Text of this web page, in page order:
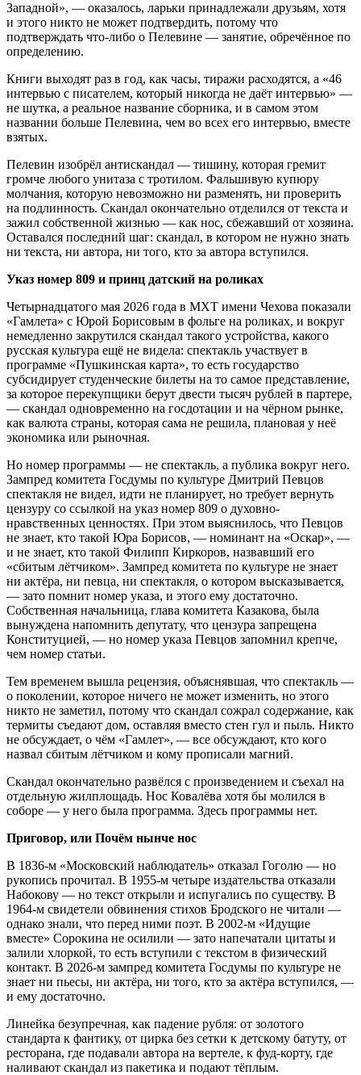
Западной», — оказалось, ларьки принадлежали друзьям, хотя
и этого никто не может подтвердить, потому что
подтверждать что-либо о Пелевине — занятие, обречённое по
определению.
Книги выходят раз в год, как часы, тиражи расходятся, а «46
интервью с писателем, который никогда не даёт интервью» —
не шутка, а реальное название сборника, и в самом этом
названии больше Пелевина, чем во всех его интервью, вместе
взятых.
Пелевин изобрёл антискандал — тишину, которая гремит
громче любого унитаза с тротилом. Фальшивую купюру
молчания, которую невозможно ни разменять, ни проверить
на подлинность. Скандал окончательно отделился от текста и
зажил собственной жизнью — как нос, сбежавший от хозяина.
Оставался последний шаг: скандал, в котором не нужно знать
ни текста, ни автора, ни того, кто за автора вступился.
Указ номер 809 и принц датский на роликах
Четырнадцатого мая 2026 года в МХТ имени Чехова показали
«Гамлета» с Юрой Борисовым в фольге на роликах, и вокруг
немедленно закрутился скандал такого устройства, какого
русская культура ещё не видела: спектакль участвует в
программе «Пушкинская карта», то есть государство
субсидирует студенческие билеты на то самое представление,
за которое перекупщики берут двести тысяч рублей в партере,
— скандал одновременно на госдотации и на чёрном рынке,
как валюта страны, которая сама не решила, плановая у неё
экономика или рыночная.
Но номер программы — не спектакль, а публика вокруг него.
Зампред комитета Госдумы по культуре Дмитрий Певцов
спектакля не видел, идти не планирует, но требует вернуть
цензуру со ссылкой на указ номер 809 о духовно-
нравственных ценностях. При этом выяснилось, что Певцов
не знает, кто такой Юра Борисов, — номинант на «Оскар», —
и не знает, кто такой Филипп Киркоров, назвавший его
«сбитым лётчиком». Зампред комитета по культуре не знает
ни актёра, ни певца, ни спектакля, о котором высказывается,
— зато помнит номер указа, и этого ему достаточно.
Собственная начальница, глава комитета Казакова, была
вынуждена напомнить депутату, что цензура запрещена
Конституцией, — но номер указа Певцов запомнил крепче,
чем номер статьи.
Тем временем вышла рецензия, объяснявшая, что спектакль —
о поколении, которое ничего не может изменить, но этого
никто не заметил, потому что скандал сожрал содержание, как
термиты съедают дом, оставляя вместо стен гул и пыль. Никто
не обсуждает, о чём «Гамлет», — все обсуждают, кто кого
назвал сбитым лётчиком и кому прописали магний.
Скандал окончательно развёлся с произведением и съехал на
отдельную жилплощадь. Нос Ковалёва хотя бы молился в
соборе — у него была программа. Здесь программы нет.
Приговор, или Почём нынче нос
В 1836-м «Московский наблюдатель» отказал Гоголю — но
рукопись прочитал. В 1955-м четыре издательства отказали
Набокову — но текст открыли и испугались по существу. В
1964-м свидетели обвинения стихов Бродского не читали —
однако знали, что перед ними поэт. В 2002-м «Идущие
вместе» Сорокина не осилили — зато напечатали цитаты и
залили хлоркой, то есть вступили с текстом в физический
контакт. В 2026-м зампред комитета Госдумы по культуре не
знает ни пьесы, ни актёра, ни того, кто за актёра вступился, —
и ему достаточно.
Линейка безупречная, как падение рубля: от золотого
стандарта к фантику, от цирка без сетки к детскому батуту, от
ресторана, где подавали автора на вертеле, к фуд-корту, где
наливают скандал из пакетика и подают тёплым.